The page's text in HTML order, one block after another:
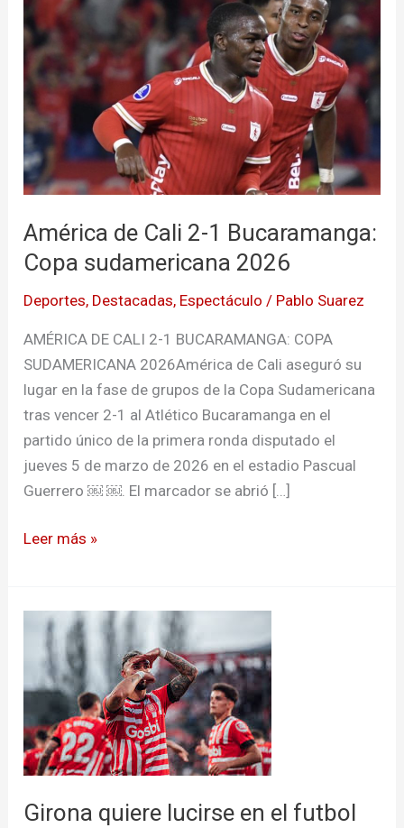
América de Cali 2-1 Bucaramanga:
Copa sudamericana 2026
Deportes, Destacadas, Espectáculo / Pablo Suarez
AMÉRICA DE CALI 2-1 BUCARAMANGA: COPA
SUDAMERICANA 2026América de Cali aseguró su
lugar en la fase de grupos de la Copa Sudamericana
tras vencer 2-1 al Atlético Bucaramanga en el
partido único de la primera ronda disputado el
jueves 5 de marzo de 2026 en el estadio Pascual
Guerrero ￼ ￼. El marcador se abrió […]
de
Cali
2-
1
Bucaramanga:
Copa
sudamericana
2026
Leer más »
Girona quiere lucirse en el futbol
Girona
quiere
lucirse
en
el
futbol
español